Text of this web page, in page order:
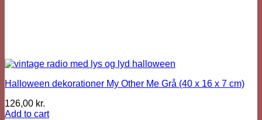
Halloween dekorationer My Other Me Grå (40 x 16 x 7 cm)
126,00 kr.
Add to cart